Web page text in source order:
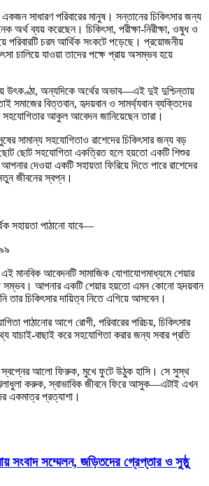
একজন সাধারণ পরিবারের মানুষ। সন্তানের চিকিৎসার জন্য
অর্থ ব্যয় করেছেন। চিকিৎসা, পরীক্ষা-নিরীক্ষা, ওষুধ ও
পরিবারটি চরম আর্থিক সংকটে পড়েছে। প্রয়োজনীয়
চালিয়ে যাওয়া তাদের পক্ষে প্রায় অসম্ভব হয়ে
উৎকণ্ঠা, অন্যদিকে অর্থের অভাব—এই দুই দুশ্চিন্তায়
সমাজের বিত্তবান, হৃদয়বান ও সামর্থ্যবান ব্যক্তিদের
সহযোগিতার আকুল আবেদন জানিয়েছেন তারা।
সামান্য সহযোগিতাও রাশেদের চিকিৎসার জন্য বড়
ছোট সহযোগিতা একত্রিত হলে হয়তো একটি শিশুর
দেওয়া একটি সহায়তা ফিরিয়ে দিতে পারে রাশেদের
জীবনের স্বপ্ন।
সহায়তা পাঠানো যাবে—
মানবিক আবেদনটি সামাজিক যোগাযোগমাধ্যমে শেয়ার
সম্ভব। আপনার একটি শেয়ার হয়তো এমন কোনো হৃদয়বান
তার চিকিৎসার দায়িত্ব নিতে এগিয়ে আসবেন।
পাঠানোর আগে রোগী, পরিবারের পরিচয়, চিকিৎসার
বাছাই করে সহযোগিতা করার জন্য সবার প্রতি
স্বপ্নের আলো ফিরুক, মুখে ফুটে উঠুক হাসি। সে সুস্থ
করুক, স্বাভাবিক জীবনে ফিরে আসুক—এটাই এখন
একমাত্র প্রত্যাশা।
সংবাদ সম্মেলন, জড়িতদের গ্রেপ্তার ও সুষ্ঠু